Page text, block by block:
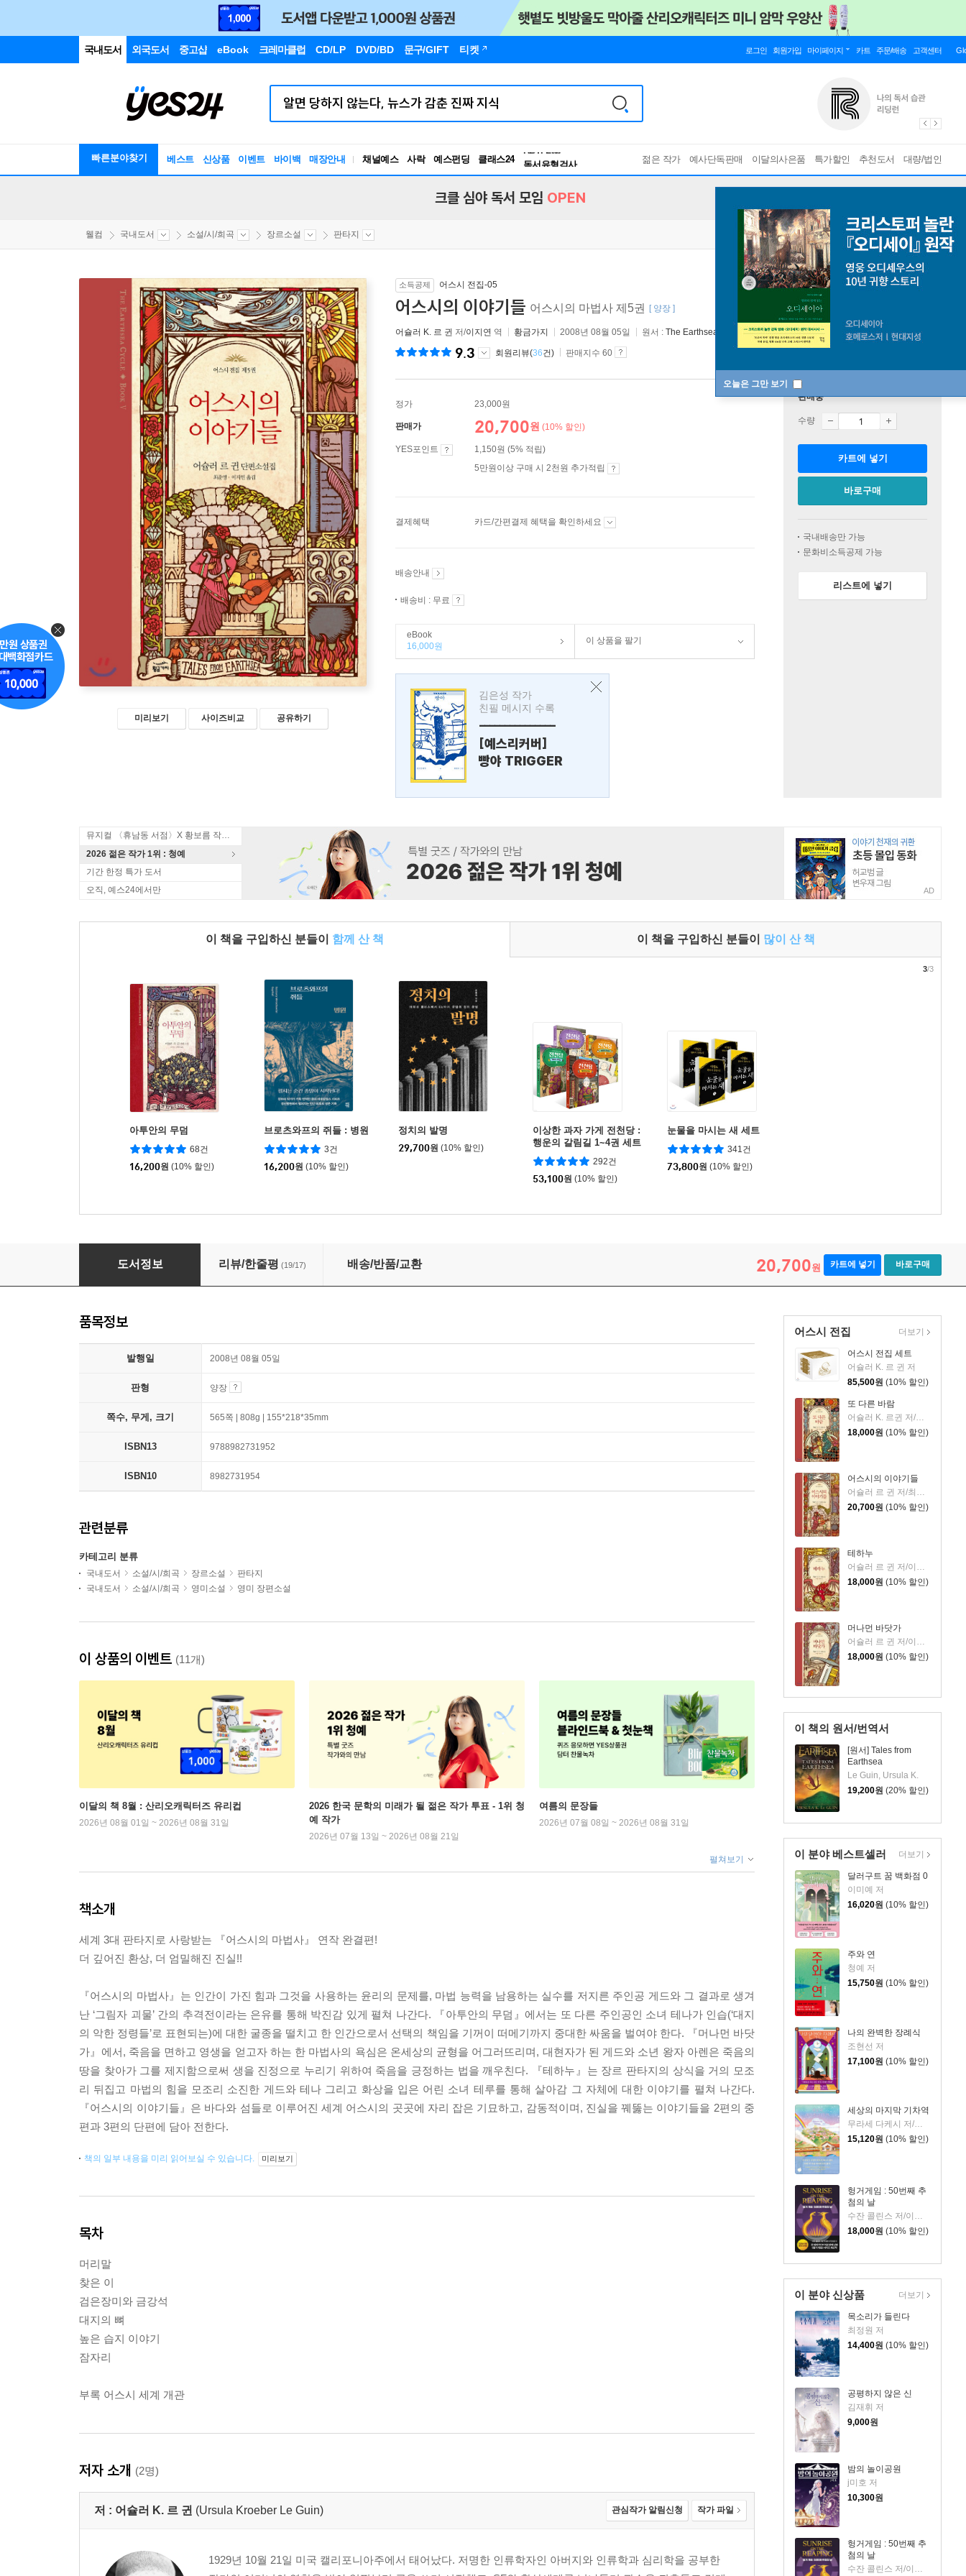
국내도서 외국도서 중고샵 eBook 크레마클럽 CD/LP DVD/BD 문구/GIFT 티켓 로그인 회원가입 마이페이지 카트 주문/배송 고객센터
빠른분야찾기 베스트 신상품 이벤트 바이백 매장안내 채널예스 사락 예스펀딩 클래스24
독서유형검사
RBTI Lab
젊은 작가 예사단독판매 이달의사은품 특가할인 추천도서 대량/법인
오늘은 그만 보기
크클 심야 독서 모임 OPEN
웰컴 국내도서 소설/시/희곡 장르소설 판타지
미리보기 사이즈비교 공유하기
소득공제 어스시 전집-05
어스시의 이야기들 어스시의 마법사 제5권 [ 양장 ]
어슐러 K. 르 귄 저/이지연 역 황금가지 2008년 08월 05일 원서 : The Earthsea Cycle 5 : Tales from Earthsea
9.3 회원리뷰(36건) 판매지수 60
정가 23,000원
판매가 20,700원 (10% 할인)
YES포인트
1,150원 (5% 적립)
5만원이상 구매 시 2천원 추가적립
결제혜택 카드/간편결제 혜택을 확인하세요
배송안내
배송비 : 무료
eBook
16,000원
이 상품을 팔기
김은성 작가
친필 메시지 수록
---------------
[예스리커버]
빵야 TRIGGER
판매중
수량
카트에 넣기
바로구매
국내배송만 가능
문화비소득공제 가능
리스트에 넣기
뮤지컬 〈휴남동 서점〉X 황보름 작가 북토크
2026 젊은 작가 1위 : 청예
기간 한정 특가 도서
오직, 예스24에서만
AD
이 책을 구입하신 분들이 함께 산 책 이 책을 구입하신 분들이 많이 산 책
아투안의 무덤
68건
16,200원 (10% 할인)
브로츠와프의 쥐들 : 병원
3건
16,200원 (10% 할인)
정치의 발명
29,700원 (10% 할인)
이상한 과자 가게 전천당 :
행운의 갈림길 1~4권 세트
292건
53,100원 (10% 할인)
눈물을 마시는 새 세트
341건
73,800원 (10% 할인)
3/3
어스시의 이야기들
도서정보 리뷰/한줄평 (19/17) 배송/반품/교환 20,700원 카트에 넣기 바로구매
어스시 전집
어스시 전집 세트
어슐러 K. 르 귄 저
85,500원 (10% 할인)
또 다른 바람
어슐러 K. 르귄 저/최준영,이지연 공역
18,000원 (10% 할인)
어스시의 이야기들
어슐러 르 귄 저/최준영,이지연 공역
20,700원 (10% 할인)
테하누
어슐러 르 귄 저/이지연,최준영 역
18,000원 (10% 할인)
머나먼 바닷가
어슐러 르 귄 저/이지연,최준영 역
18,000원 (10% 할인)
더보기
이 책의 원서/번역서
[원서] Tales from
Earthsea
Le Guin, Ursula K.
19,200원 (20% 할인)
이 분야 베스트셀러
달러구트 꿈 백화점 0
이미예 저
16,020원 (10% 할인)
주와 연
청예 저
15,750원 (10% 할인)
나의 완벽한 장례식
조현선 저
17,100원 (10% 할인)
세상의 마지막 기차역
15,120원 (10% 할인)
헝거게임 : 50번째 추
첨의 날
수잔 콜린스 저/이원열 역
18,000원 (10% 할인)
더보기
이 분야 신상품
목소리가 들린다
최정원 저
14,400원 (10% 할인)
공평하지 않은 신
김재휘 저
9,000원
밤의 놀이공원
j미호 저
10,300원
헝거게임 : 50번째 추
첨의 날
수잔 콜린스 저/이원열 역
더보기
품목정보
발행일 2008년 08월 05일
판형 양장
쪽수, 무게, 크기 565쪽 | 808g | 155*218*35mm
ISBN13 9788982731952
ISBN10 8982731954
관련분류
카테고리 분류
국내도서 소설/시/희곡 장르소설
판타지
국내도서
소설/시/희곡 영미소설 영미 장편소설
이 상품의 이벤트 (11개)
이달의 책 8월 : 산리오캐릭터즈 유리컵
2026년 08월 01일 ~ 2026년 08월 31일
2026 한국 문학의 미래가 될 젊은 작가 투표 - 1위 청
예 작가
2026년 07월 13일 ~ 2026년 08월 21일
여름의 문장들
2026년 07월 08일 ~ 2026년 08월 31일
펼쳐보기
책소개
세계 3대 판타지로 사랑받는 『어스시의 마법사』 연작 완결편!
더 깊어진 환상, 더 엄밀해진 진실!!
『어스시의 마법사』는 인간이 가진 힘과 그것을 사용하는 윤리의 문제를, 마법 능력을 남용하는 실수를 저지른 주인공 게드와 그 결과로 생겨
난 ‘그림자 괴물’ 간의 추격전이라는 은유를 통해 박진감 있게 펼쳐 나간다. 『아투안의 무덤』에서는 또 다른 주인공인 소녀 테나가 인습(‘대지
의 악한 정령들’로 표현되는)에 대한 굴종을 떨치고 한 인간으로서 선택의 책임을 기꺼이 떠메기까지 중대한 싸움을 벌여야 한다. 『머나먼 바닷
가』에서, 죽음을 면하고 영생을 얻고자 하는 한 마법사의 욕심은 온세상의 균형을 어그러뜨리며, 대현자가 된 게드와 소년 왕자 아렌은 죽음의
땅을 찾아가 그를 제지함으로써 생을 진정으로 누리기 위하여 죽음을 긍정하는 법을 깨우친다. 『테하누』는 장르 판타지의 상식을 거의 모조
리 뒤집고 마법의 힘을 모조리 소진한 게드와 테나 그리고 화상을 입은 어린 소녀 테루를 통해 살아감 그 자체에 대한 이야기를 펼쳐 나간다.
『어스시의 이야기들』은 바다와 섬들로 이루어진 세계 어스시의 곳곳에 자리 잡은 기묘하고, 감동적이며, 진실을 꿰뚫는 이야기들을 2편의 중
편과 3편의 단편에 담아 전한다.
책의 일부 내용을 미리 읽어보실 수 있습니다. 미리보기
목차
머리말
찾은 이
검은장미와 금강석
대지의 뼈
높은 습지 이야기
잠자리
부록 어스시 세계 개관
저자 소개 (2명)
저 : 어슐러 K. 르 귄 (Ursula Kroeber Le Guin) 관심작가 알림신청 작가 파일
1929년 10월 21일 미국 캘리포니아주에서 태어났다. 저명한 인류학자인 아버지와 인류학과 심리학을 공부한